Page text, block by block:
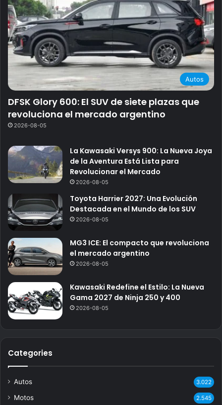
Autos
DFSK Glory 600: El SUV de siete plazas que
revoluciona el mercado argentino
2026-08-05
La Kawasaki Versys 900: La Nueva Joya
de la Aventura Está Lista para
Revolucionar el Mercado
2026-08-05
Toyota Harrier 2027: Una Evolución
Destacada en el Mundo de los SUV
2026-08-05
MG3 ICE: El compacto que revoluciona
el mercado argentino
2026-08-05
Kawasaki Redefine el Estilo: La Nueva
Gama 2027 de Ninja 250 y 400
2026-08-05
Categories
Autos 3.022
Motos 2.545